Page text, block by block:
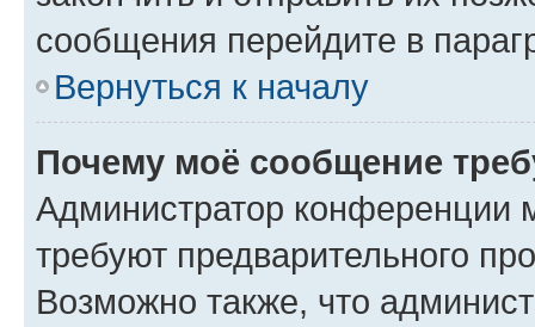
сообщения перейдите в
Вернуться к началу
Почему моё сообщение
Администратор конференции
требуют предварительного
Возможно также, что